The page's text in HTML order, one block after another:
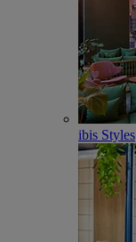
ibis Styles